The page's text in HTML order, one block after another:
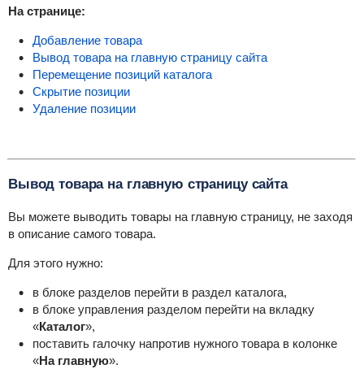
На странице:
Добавление товара
Вывод товара на главную страницу сайта
Перемещение позиций каталога
Скрытие позиции
Удаление позиции
Вывод товара на главную страницу сайта
Вы можете выводить товары на главную страницу, не заходя
в описание самого товара.
Для этого нужно:
в блоке разделов перейти в раздел каталога,
в блоке управления разделом перейти на вкладку
«Каталог»,
поставить галочку напротив нужного товара в колонке
«На главную».